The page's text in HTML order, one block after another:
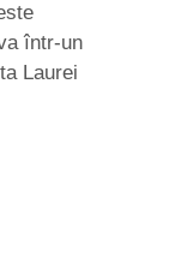
într-un
Laurei